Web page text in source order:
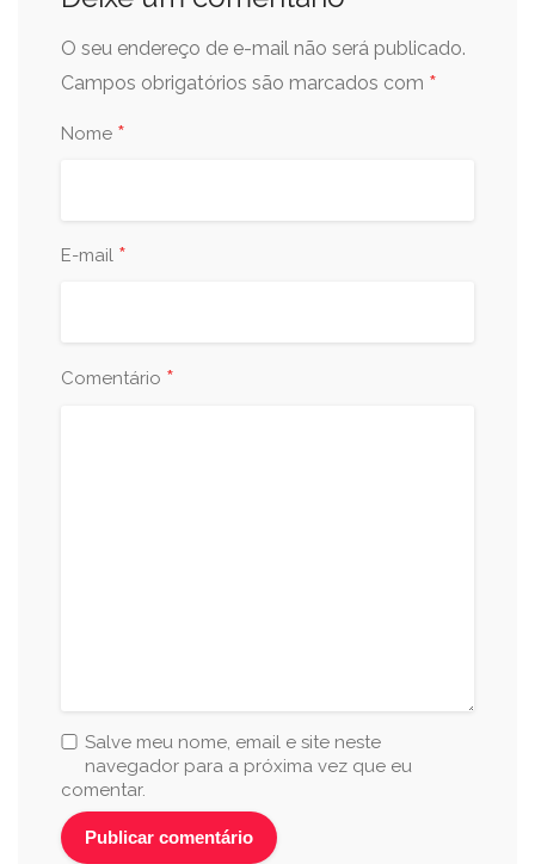
O seu endereço de e-mail não será publicado.
Campos obrigatórios são marcados com *
Nome *
E-mail *
Comentário *
Salve meu nome, email e site neste
navegador para a próxima vez que eu
comentar.